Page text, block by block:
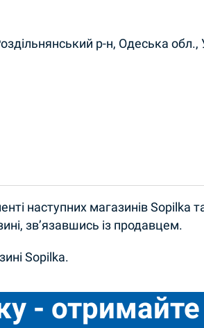
р-н, Одеська обл.,
наступних магазинів Sopilka
зв’язавшись із продавцем.
Sopilka.
- отримайте